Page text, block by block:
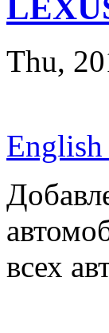
Thu,
English
всех